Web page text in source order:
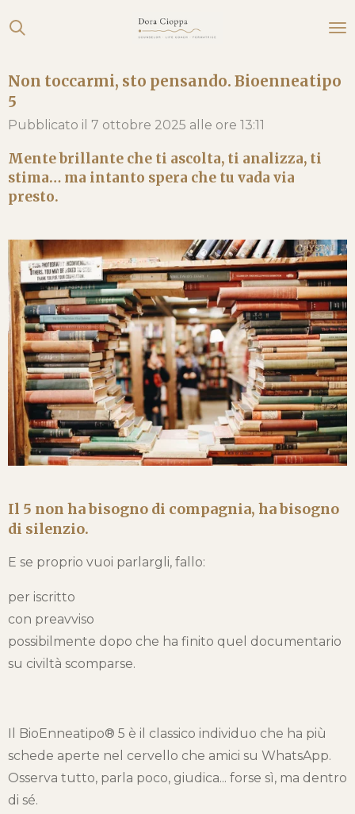
Vai
principale
Non toccarmi, sto pensando. Bioenneatipo
5
Pubblicato il 7 ottobre 2025 alle ore 13:11
Mente brillante che ti ascolta, ti analizza, ti
stima… ma intanto spera che tu vada via
presto.
Il 5 non ha bisogno di compagnia, ha bisogno
di silenzio.
E se proprio vuoi parlargli, fallo:
per iscritto
con preavviso
possibilmente dopo che ha finito quel documentario
su civiltà scomparse.
Il BioEnneatipo® 5 è il classico individuo che ha più
schede aperte nel cervello che amici su WhatsApp.
Osserva tutto, parla poco, giudica... forse sì, ma dentro
di sé.